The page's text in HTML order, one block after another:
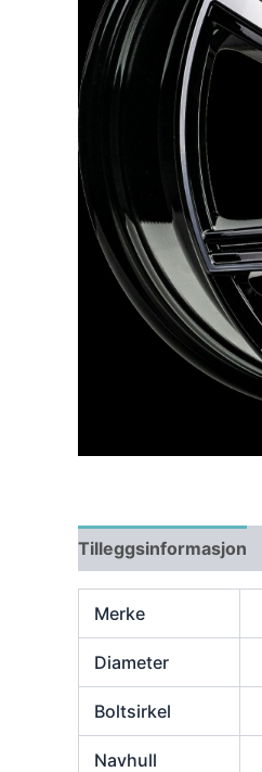
Tilleggsinformasjon
Merke
Diameter
Boltsirkel
Navhull